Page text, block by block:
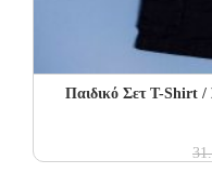
Παιδικό Σετ Τ-Shirt